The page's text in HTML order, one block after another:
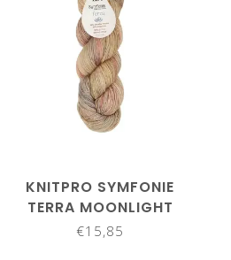
KNITPRO SYMFONIE
TERRA MOONLIGHT
GLOW VR 2030
€15,85